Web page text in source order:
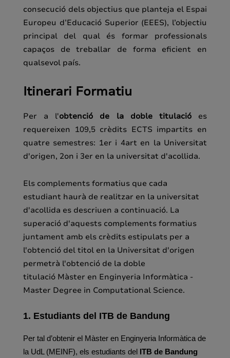
consecució dels objectius que planteja el Espai
Europeu d’Educació Superior (EEES), l’objectiu
principal del qual és formar professionals
capaços de treballar de forma eficient en
qualsevol país.
Itinerari Formatiu
Per a l'obtenció de la doble titulació es
requereixen 109,5 crèdits ECTS impartits en
quatre semestres: 1er i 4art en la Universitat
d'origen, 2on i 3er en la universitat d'acollida.
Els complements formatius que cada
estudiant haurà de realitzar en la universitat
d'acollida es descriuen a continuació. La
superació d'aquests complements formatius
juntament amb els crèdits estipulats per a
l'obtenció del titol en la Universitat d'origen
permetrà l'obtenció de la doble
titulació Màster en Enginyeria Informàtica -
Master Degree in Computational Science.
1. Estudiants del ITB de Bandung
Per tal d’obtenir el Màster en Enginyeria Informàticade
la UdL (MEINF), els estudiants del ITB de Bandung